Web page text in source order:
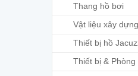
Thang hồ bơi
Vật liệu xây
Thiết bị hồ
Thiết bị &